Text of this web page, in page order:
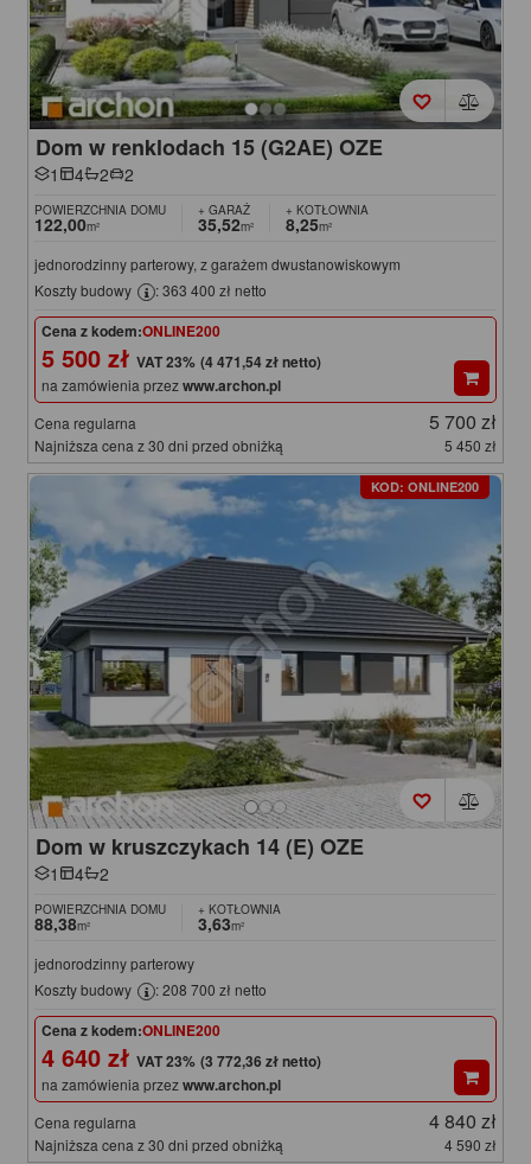
Dom w renklodach 15 (G2AE) OZE
1 4 2 2
POWIERZCHNIA DOMU
122,00m²
+ GARAŻ
35,52m²
+ KOTŁOWNIA
8,25m²
jednorodzinny parterowy, z garażem dwustanowiskowym
Koszty budowy
: 363 400 zł netto
Cena z kodem:ONLINE200
5 500 zł (4 471,54 zł netto)
na zamówienia przezwww.archon.pl
Cena regularna 5 700 zł
Najniższa cena z 30 dni przed obniżką 5 450 zł
KOD: ONLINE200
Dom w kruszczykach 14 (E) OZE
1 4 2
POWIERZCHNIA DOMU
88,38m²
+ KOTŁOWNIA
3,63m²
jednorodzinny parterowy
Koszty budowy
: 208 700 zł netto
Cena z kodem:ONLINE200
4 640 zł (3 772,36 zł netto)
na zamówienia przezwww.archon.pl
Cena regularna 4 840 zł
Najniższa cena z 30 dni przed obniżką 4 590 zł